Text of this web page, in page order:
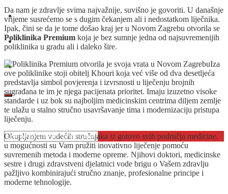
O nama
Oglašavanje
Kontakt
Da nam je zdravlje svima najvažnije, suvišno je govoriti. U današnje
vrijeme susrećemo se s dugim čekanjem ali i nedostatkom liječnika.
Ipak, čini se da je tome došao kraj jer u Novom Zagrebu otvorila se
Poliklinika Premium koja je bez sumnje jedna od najsuvremenijih
poliklinika u gradu ali i daleko šire.
Iza
ove poliklinike stoji obitelj Khouri koja već više od dva desetljeća
predstavlja simbol povjerenja i izvrsnosti u liječenju brojnih
sugrađana te im je njega pacijenata prioritet. Imaju izuzetno visoke
standarde i uz bok su najboljim medicinskim centrima diljem zemlje
te ulažu u stalno stručno usavršavanje tima i modernizaciju pristupa
liječenju.
Okupljanjem vodećih stručnjaka iz gotovo svih područja medicine,
u mogućnosti su Vam pružiti inovativno liječenje pomoću
suvremenih metoda i moderne opreme. Njihovi doktori, medicinske
sestre i drugi zdravstveni djelatnici vode brigu o Vašem zdravlju
pažljivo kombinirajući stručno znanje, profesionalne principe i
moderne tehnologije.